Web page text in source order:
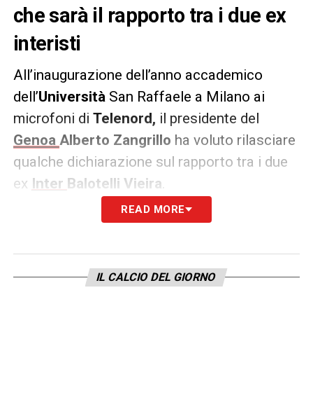
che sarà il rapporto tra i due ex
interisti
All’inaugurazione dell’anno accademico
dell’Università San Raffaele a Milano ai
microfoni di Telenord, il presidente del
Genoa Alberto Zangrillo ha voluto rilasciare
qualche dichiarazione sul rapporto tra i due
ex Inter Balotelli Vieira
BALOTELLI VIEIRA: LE PAROLE DI
certo che sia una persona intelligente. Si
READ MORE
IL CALCIO DEL GIORNO